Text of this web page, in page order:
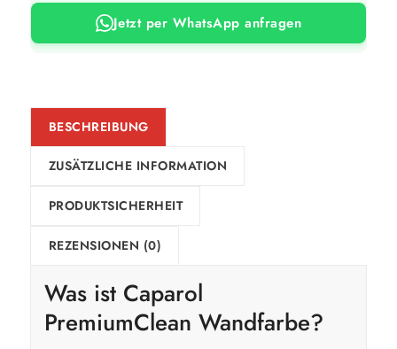
Jetzt per WhatsApp anfragen
BESCHREIBUNG
ZUSÄTZLICHE INFORMATION
PRODUKTSICHERHEIT
REZENSIONEN (0)
Was ist Caparol
PremiumClean Wandfarbe?